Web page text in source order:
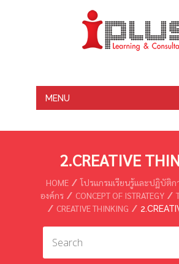
MENU
2.CREATIVE
HOME
โปรแกรมเรียนรู้และปฏิบัติก
องค์กร
CONCEPT OF ISTRATEGY
CREATIVE THINKING